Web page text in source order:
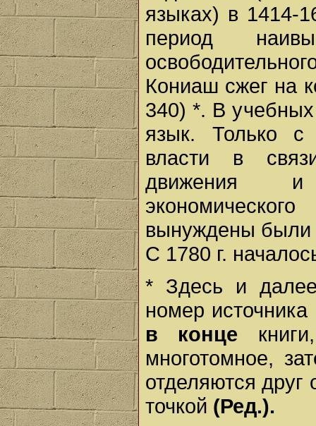
языках) в 1414-
период
Кониаш сжег на
340) *. В учебных
язык. Только с
власти в
движения и
вынуждены были
С 1780 г.
* Здесь и
номер
в конце
многотомное,
отделяются друг
точкой (Ред.).